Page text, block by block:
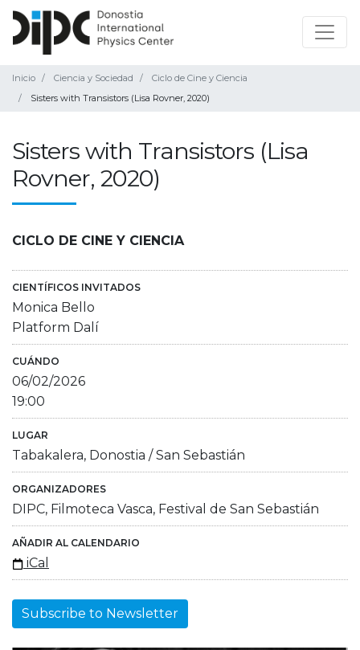
Inicio Ciencia y Sociedad
Ciclo de Cine y Ciencia
Sisters with Transistors (Lisa Rovner, 2020)
Sisters with Transistors (Lisa
Rovner, 2020)
CICLO DE CINE Y CIENCIA
CIENTÍFICOS INVITADOS
Monica Bello
Platform Dalí
CUÁNDO
06/02/2026
19:00
LUGAR
Tabakalera, Donostia / San Sebastián
ORGANIZADORES
DIPC, Filmoteca Vasca, Festival de San Sebastián
AÑADIR AL CALENDARIO
iCal
Subscribe to Newsletter